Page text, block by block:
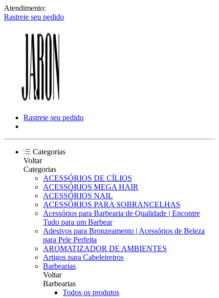
Atendimento:
Rastreie seu pedido
Rastreie seu pedido
Categorias
Voltar
Categorias
ACESSÓRIOS DE CÍLIOS
ACESSÓRIOS MEGA HAIR
ACESSÓRIOS NAIL
ACESSÓRIOS PARA SOBRANCELHAS
Acessórios para Barbearia de Qualidade | Encontre
Tudo para um Barbear
Adesivos para Bronzeamento | Acessórios de Beleza
para Pele Perfeita
AROMATIZADOR DE AMBIENTES
Artigos para Cabeleireiros
Barbearias
Voltar
Barbearias
Todos os produtos